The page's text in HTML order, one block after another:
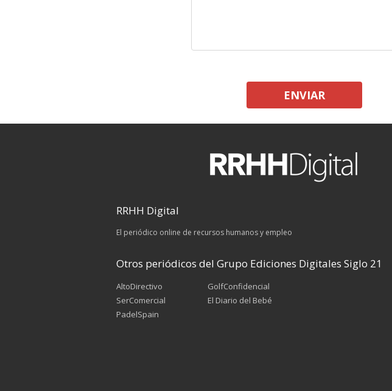
ENVIAR
RRHH Digital
El periódico online de recursos humanos y empleo
Otros periódicos del Grupo Ediciones Digitales Siglo 21
AltoDirectivo
SerComercial
PadelSpain
GolfConfidencial
El Diario del Bebé